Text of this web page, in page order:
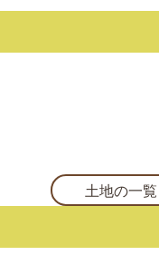
土地の一覧